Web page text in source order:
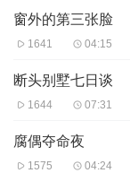
窗外的第三张脸
1641 04:15
断头别墅七日谈
1644 07:31
腐偶夺命夜
1575 04:24